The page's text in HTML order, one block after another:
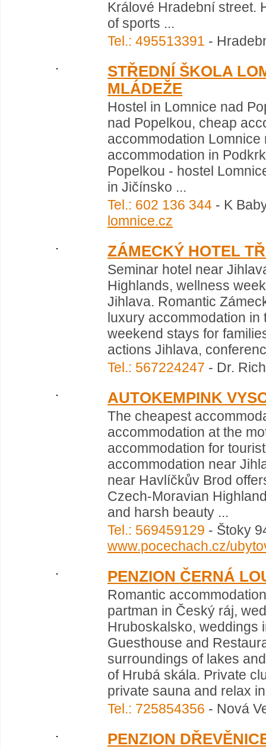
Králové Hradební street.
of sports ...
Tel.: 495513391 -
STŘEDNÍ ŠKOLA
MLÁDEŽE
Hostel in Lomnice nad
nad Popelkou, cheap
accommodation
accommodation in
Popelkou - hostel
in Jičínsko ...
Tel.: 602 136 344 - K
lomnice.cz
ZÁMECKÝ HOTEL
Seminar hotel near
Highlands, wellness
Jihlava. Romantic
luxury accommodation
weekend stays for
actions Jihlava,
Tel.: 567224247 - Dr.
AUTOKEMPINK
The cheapest
accommodation at the
accommodation for
accommodation near
near Havlíčkův Brod
Czech-Moravian
and harsh beauty ...
Tel.: 569459129 - Štoky
www.pocechach.cz/
PENZION ČERNÁ
Romantic
partman in Český ráj,
Hruboskalsko, weddings
Guesthouse and
surroundings of lakes
of Hrubá skála. Private
private sauna and relax
Tel.: 725854356 - Nová
PENZION